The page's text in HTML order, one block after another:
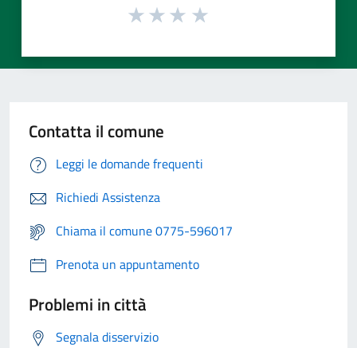
Contatta il comune
Leggi le domande frequenti
Richiedi Assistenza
Chiama il comune 0775-596017
Prenota un appuntamento
Problemi in città
Segnala disservizio